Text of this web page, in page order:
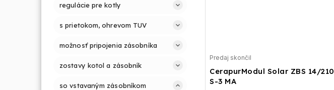
regulácie pre kotly
s prietokom, ohrevom TUV
možnosť pripojenia zásobníka
zostavy kotol a zásobník
so vstavaným zásobníkom
CerapurModul Solar ZBS 14/210
S-3 MA
Predaj skončil